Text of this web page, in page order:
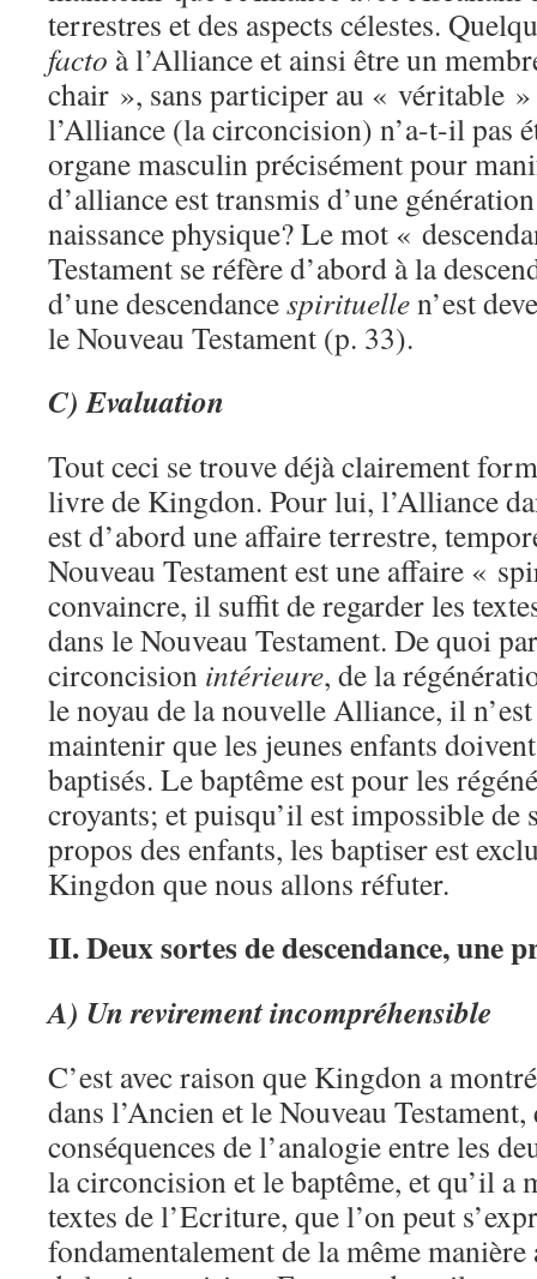
terrestres et des aspects célestes.
facto à l’Alliance et ainsi être un
chair », sans participer au « véritable
l’Alliance (la circoncision) n’a-t-il pas
organe masculin précisément pour
d’alliance est transmis d’une
naissance physique? Le mot «
Testament se réfère d’abord à la
d’une descendancespirituellen’est
le Nouveau Testament (p. 33).
C) Evaluation
Tout ceci se trouve déjà clairement
livre de Kingdon. Pour lui, l’Alliance
est d’abord une affaire terrestre,
Nouveau Testament est une affaire «
convaincre, il suffit de regarder les
dans le Nouveau Testament. De quoi
circoncision intérieure, de la
le noyau de la nouvelle Alliance, il
maintenir que les jeunes enfants
baptisés. Le baptême est pour les
croyants; et puisqu’il est impossible de
propos des enfants, les baptiser est
Kingdon que nous allons réfuter.
II. Deux sortes de descendance, une
A) Un revirement incompréhensible
C’est avec raison que Kingdon a
dans l’Ancien et le Nouveau
conséquences de l’analogie entre les
la circoncision et le baptême, et qu’il a
textes de l’Ecriture, que l’on peut
fondamentalement de la même